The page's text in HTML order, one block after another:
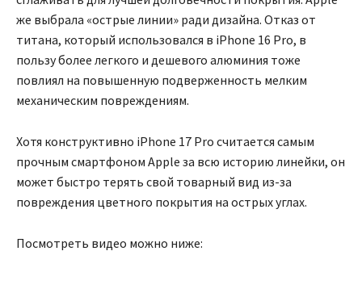
же выбрала «острые линии» ради дизайна. Отказ от
титана, который использовался в iPhone 16 Pro, в
пользу более легкого и дешевого алюминия тоже
повлиял на повышенную подверженность мелким
механическим повреждениям.
Хотя конструктивно iPhone 17 Pro считается самым
прочным смартфоном Apple за всю историю линейки, он
может быстро терять свой товарный вид из-за
повреждения цветного покрытия на острых углах.
Посмотреть видео можно ниже: